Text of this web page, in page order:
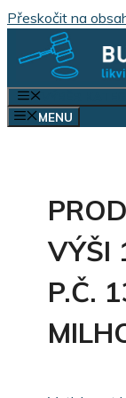
Přeskočit na
MENU
VÝŠI
P.Č.